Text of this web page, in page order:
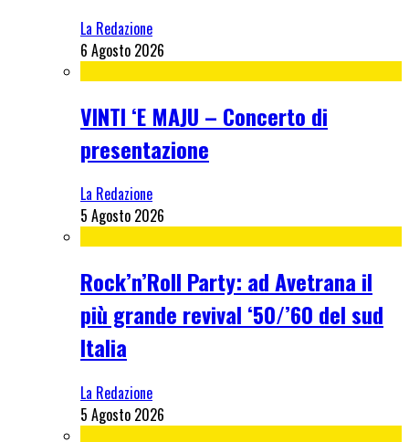
La Redazione
6 Agosto 2026
VINTI ‘E MAJU – Concerto di
presentazione
La Redazione
5 Agosto 2026
Rock’n’Roll Party: ad Avetrana il
più grande revival ‘50/’60 del sud
Italia
La Redazione
5 Agosto 2026